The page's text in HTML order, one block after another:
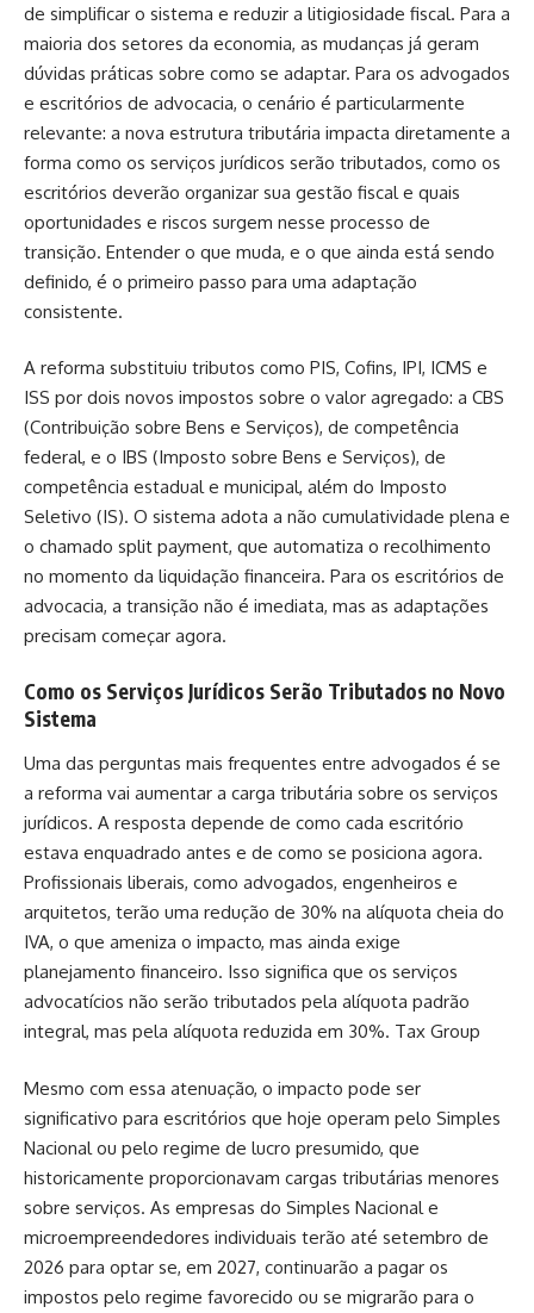
de simplificar o sistema e reduzir a litigiosidade fiscal. Para a
maioria dos setores da economia, as mudanças já geram
dúvidas práticas sobre como se adaptar. Para os advogados
e escritórios de advocacia, o cenário é particularmente
relevante: a nova estrutura tributária impacta diretamente a
forma como os serviços jurídicos serão tributados, como os
escritórios deverão organizar sua gestão fiscal e quais
oportunidades e riscos surgem nesse processo de
transição. Entender o que muda, e o que ainda está sendo
definido, é o primeiro passo para uma adaptação
consistente.
A reforma substituiu tributos como PIS, Cofins, IPI, ICMS e
ISS por dois novos impostos sobre o valor agregado: a CBS
(Contribuição sobre Bens e Serviços), de competência
federal, e o IBS (Imposto sobre Bens e Serviços), de
competência estadual e municipal, além do Imposto
Seletivo (IS). O sistema adota a não cumulatividade plena e
o chamado split payment, que automatiza o recolhimento
no momento da liquidação financeira. Para os escritórios de
advocacia, a transição não é imediata, mas as adaptações
precisam começar agora.
Como os Serviços Jurídicos Serão Tributados no Novo
Sistema
Uma das perguntas mais frequentes entre advogados é se
a reforma vai aumentar a carga tributária sobre os serviços
jurídicos. A resposta depende de como cada escritório
estava enquadrado antes e de como se posiciona agora.
Profissionais liberais, como advogados, engenheiros e
arquitetos, terão uma redução de 30% na alíquota cheia do
IVA, o que ameniza o impacto, mas ainda exige
planejamento financeiro. Isso significa que os serviços
advocatícios não serão tributados pela alíquota padrão
integral, mas pela alíquota reduzida em 30%. Tax Group
Mesmo com essa atenuação, o impacto pode ser
significativo para escritórios que hoje operam pelo Simples
Nacional ou pelo regime de lucro presumido, que
historicamente proporcionavam cargas tributárias menores
sobre serviços. As empresas do Simples Nacional e
microempreendedores individuais terão até setembro de
2026 para optar se, em 2027, continuarão a pagar os
impostos pelo regime favorecido ou se migrarão para o